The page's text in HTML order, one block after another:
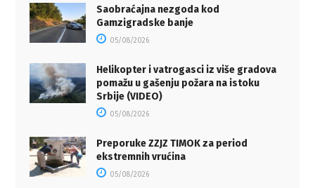
Saobraćajna nezgoda kod
Gamzigradske banje
05/08/2026
Helikopter i vatrogasci iz više gradova
pomažu u gašenju požara na istoku
Srbije (VIDEO)
05/08/2026
Preporuke ZZJZ TIMOK za period
ekstremnih vrućina
05/08/2026